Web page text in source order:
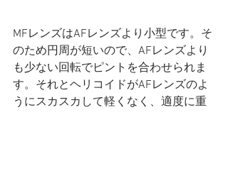
MFレンズはAFレンズより小型です。そ
のため円周が短いので、AFレンズより
も少ない回転でピントを合わせられま
す。それとヘリコイドがAFレンズのよ
うにスカスカして軽くなく、適度に重